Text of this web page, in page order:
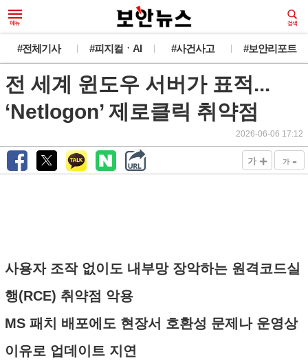
#전체기사 #피지컬ㆍAI #사건사고 #보안리포트
전 세계 윈도우 서버가 표적...
‘Netlogon’ 제로클릭 취약점
2026-06-06 17:12
가 + 가 -
사용자 조작 없이도 내부망 장악하는 원격코드실
행(RCE) 취약점 악용
MS 패치 배포에도 현장서 호환성 문제나 운영상
이유로 업데이트 지연